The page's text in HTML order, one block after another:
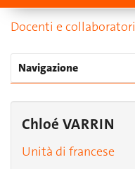
Docenti e collaboratori
Navigazione